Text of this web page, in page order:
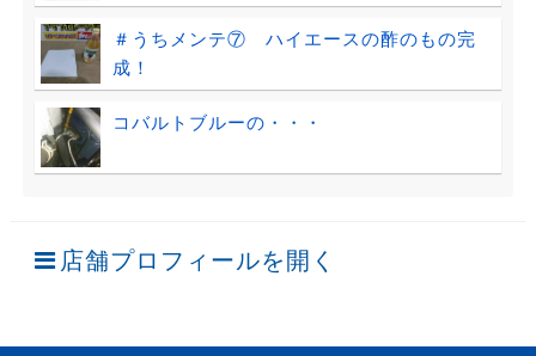
＃うちメンテ⑦ ハイエースの酢のもの完
成！
コバルトブルーの・・・
店舗プロフィールを開く